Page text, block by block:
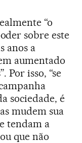
“o
sobre este
anos a
aumentado
Por isso, “se
sociedade, é
mudem sua
tendam a
que não